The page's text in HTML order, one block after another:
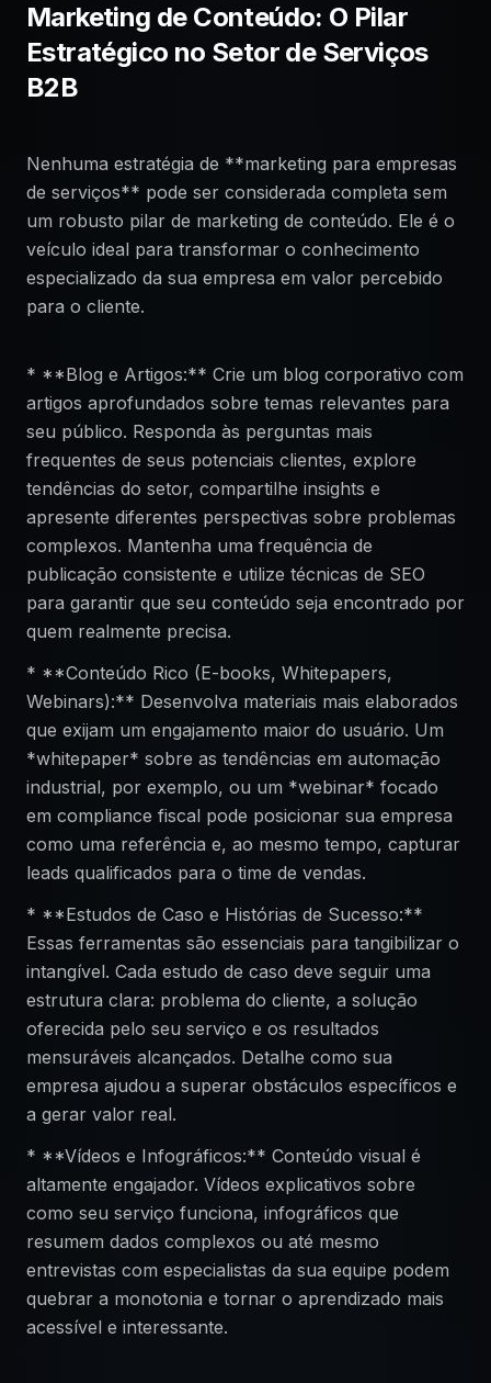
Marketing de Conteúdo: O Pilar
Estratégico no Setor de Serviços
B2B
Nenhuma estratégia de **marketing para empresas
de serviços** pode ser considerada completa sem
um robusto pilar de marketing de conteúdo. Ele é o
veículo ideal para transformar o conhecimento
especializado da sua empresa em valor percebido
para o cliente.
* **Blog e Artigos:** Crie um blog corporativo com
artigos aprofundados sobre temas relevantes para
seu público. Responda às perguntas mais
frequentes de seus potenciais clientes, explore
tendências do setor, compartilhe insights e
apresente diferentes perspectivas sobre problemas
complexos. Mantenha uma frequência de
publicação consistente e utilize técnicas de SEO
para garantir que seu conteúdo seja encontrado por
quem realmente precisa.
* **Conteúdo Rico (E-books, Whitepapers,
Webinars):** Desenvolva materiais mais elaborados
que exijam um engajamento maior do usuário. Um
*whitepaper* sobre as tendências em automação
industrial, por exemplo, ou um *webinar* focado
em compliance fiscal pode posicionar sua empresa
como uma referência e, ao mesmo tempo, capturar
leads qualificados para o time de vendas.
* **Estudos de Caso e Histórias de Sucesso:**
Essas ferramentas são essenciais para tangibilizar o
intangível. Cada estudo de caso deve seguir uma
estrutura clara: problema do cliente, a solução
oferecida pelo seu serviço e os resultados
mensuráveis alcançados. Detalhe como sua
empresa ajudou a superar obstáculos específicos e
a gerar valor real.
* **Vídeos e Infográficos:** Conteúdo visual é
altamente engajador. Vídeos explicativos sobre
como seu serviço funciona, infográficos que
resumem dados complexos ou até mesmo
entrevistas com especialistas da sua equipe podem
quebrar a monotonia e tornar o aprendizado mais
acessível e interessante.